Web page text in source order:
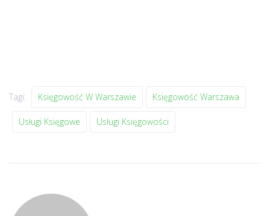
Tagi: Księgowość W Warszawie Księgowość Warszawa
Usługi Księgowe Usługi Księgowości